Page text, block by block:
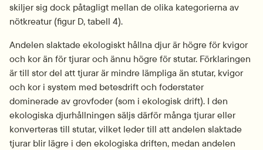
skiljer sig dock påtagligt mellan de olika kategorierna av
nötkreatur (figur D, tabell 4).
Andelen slaktade ekologiskt hållna djur är högre för kvigor
och kor än för tjurar och ännu högre för stutar. Förklaringen
är till stor del att tjurar är mindre lämpliga än stutar, kvigor
och kor i system med betesdrift och foderstater
dominerade av grovfoder (som i ekologisk drift). I den
ekologiska djurhållningen säljs därför många tjurar eller
konverteras till stutar, vilket leder till att andelen slaktade
tjurar blir lägre i den ekologiska driften, medan andelen